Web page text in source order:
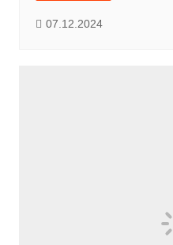
07.12.2024